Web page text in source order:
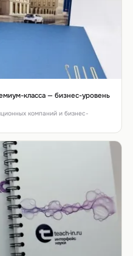
класса — бизнес-уровень
компаний и бизнес-